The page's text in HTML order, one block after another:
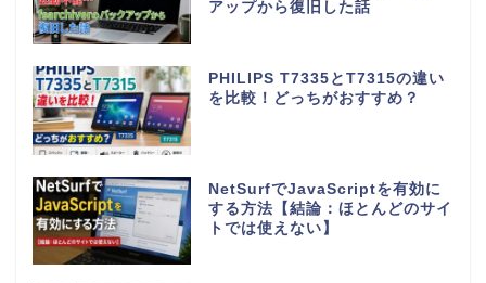
アップから復旧した話
PHILIPS T7335とT7315の違い
を比較！どっちがおすすめ？
NetSurfでJavaScriptを有効に
する方法【結論：ほとんどのサイ
トでは使えない】